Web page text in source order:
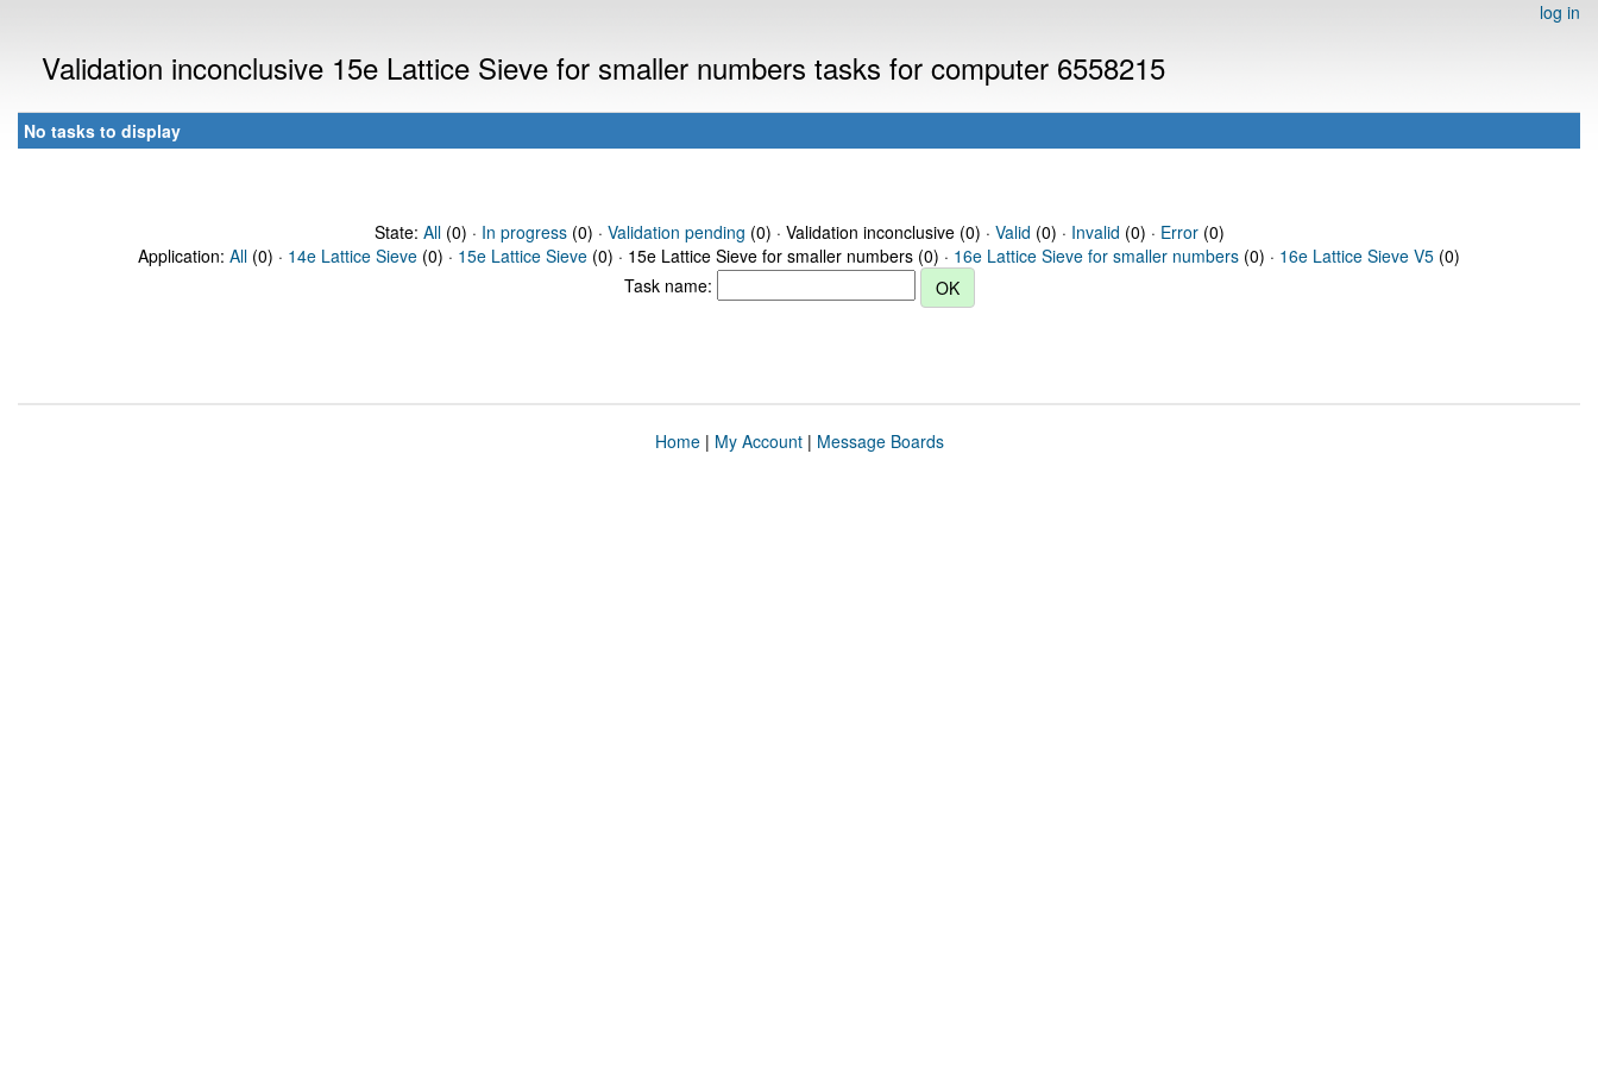
log in
Validation inconclusive 15e Lattice Sieve for smaller numbers tasks for computer 6558215
No tasks to display
State: All(0) · In progress(0) · Validation pending (0) · Validation inconclusive (0) · Valid (0) · Invalid (0) · Error(0)
Application: All (0) · 14e Lattice Sieve (0) · 15e Lattice Sieve (0) · 15e Lattice Sieve for smaller numbers (0) · 16e Lattice Sieve for smaller numbers (0) · 16e Lattice Sieve V5 (0)
Task name:
Home| My Account| Message Boards